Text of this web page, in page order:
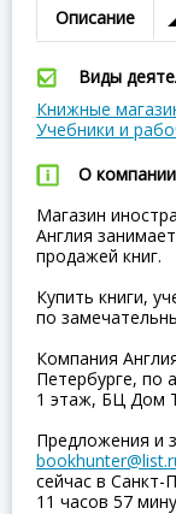
Описание
Виды
Книжные
Учебники и
О
Магазин
Англия
продажей книг.
Купить книги,
по
Компания
Петербурге, по
1 этаж, БЦ Дом
Предложения и
сейчас в Санкт-
11 часов 57